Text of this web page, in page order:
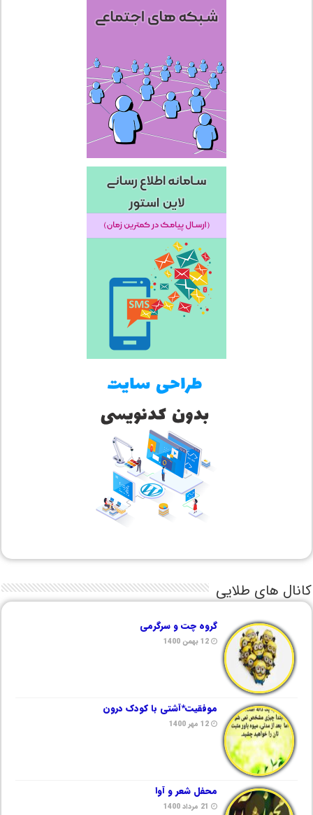
کانال های طلایی
گروه چت و سرگرمی
12 بهمن 1400
موفقیت*آشتی با کودک درون
12 مهر 1400
محفل شعر و آوا
21 مرداد 1400